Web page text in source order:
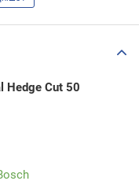
Hedge Cut 50